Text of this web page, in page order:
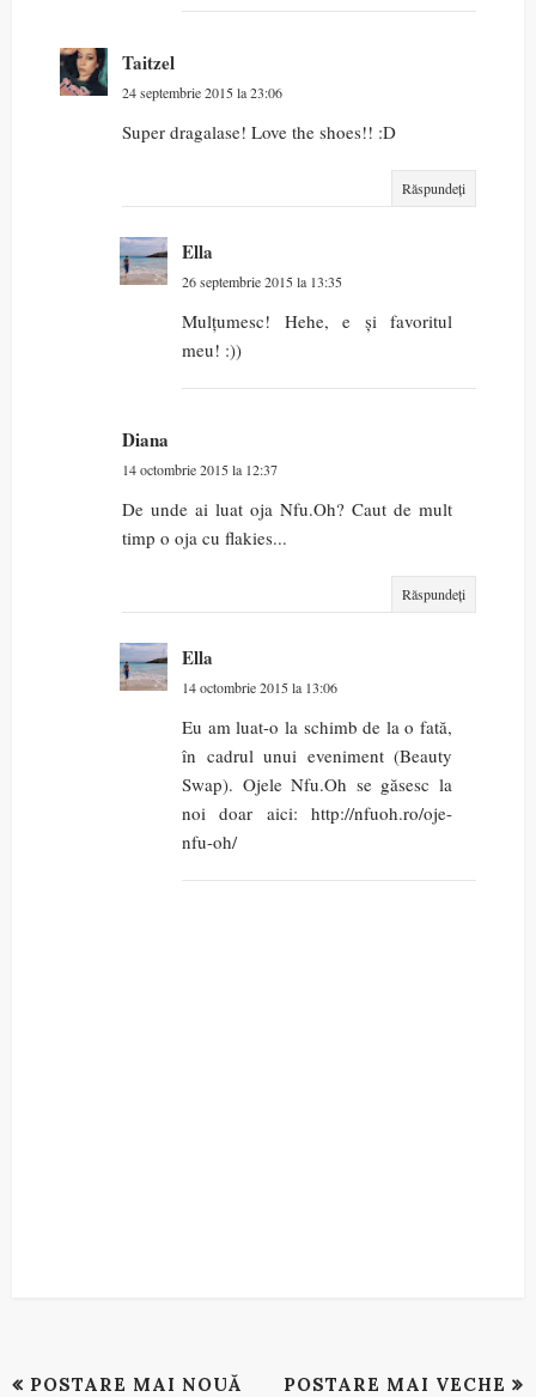
Taitzel
24 septembrie 2015 la 23:06
Super dragalase! Love the shoes!! :D
Răspundeți
Ella
26 septembrie 2015 la 13:35
Mulțumesc! Hehe, e și favoritul
meu! :))
Diana
14 octombrie 2015 la 12:37
De unde ai luat oja Nfu.Oh? Caut de mult
timp o oja cu flakies...
Răspundeți
Ella
14 octombrie 2015 la 13:06
Eu am luat-o la schimb de la o fată,
în cadrul unui eveniment (Beauty
Swap). Ojele Nfu.Oh se găsesc la
noi doar aici: http://nfuoh.ro/oje-
nfu-oh/
POSTARE MAI NOUĂ POSTARE MAI VECHE